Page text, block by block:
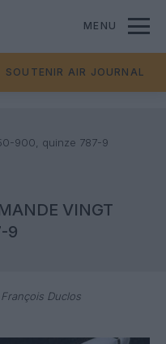
MENU
SOUTENIR AIR JOURNAL
900, quinze 787-9
VINGT
9
Duclos